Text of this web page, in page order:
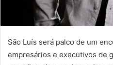
i
l
São Luís será palco de um
empresários e executivos de